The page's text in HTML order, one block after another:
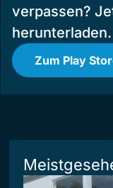
verpassen?
herunterladen.
Zum Play